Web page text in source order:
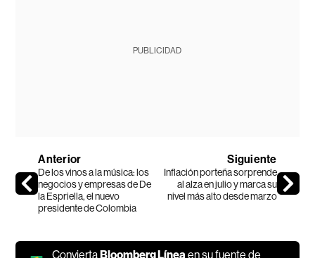
PUBLICIDAD
Anterior
De los vinos a la música: los
negocios y empresas de De
la Espriella, el nuevo
presidente de Colombia
Siguiente
Inflación porteña sorprende
al alza en julio y marca su
nivel más alto desde marzo
Convierta Bloomberg Líneaen su fuente de